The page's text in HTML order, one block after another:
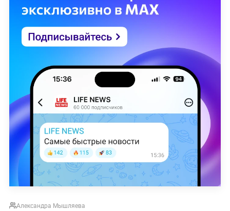
Александра Мышляева